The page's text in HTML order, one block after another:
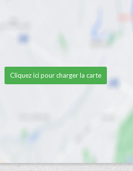
Cliquez ici pour charger la carte